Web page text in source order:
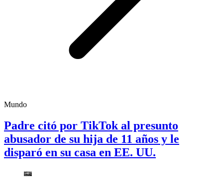
Mundo
Padre citó por TikTok al presunto
abusador de su hija de 11 años y le
disparó en su casa en EE. UU.